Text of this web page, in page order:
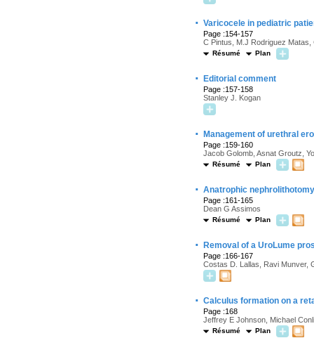
· Varicocele in pediatric
Page :154-157
C Pintus, M.J Rodriguez Matas,
Résumé Plan
· Editorial comment
Page :157-158
Stanley J. Kogan
· Management of urethral
Page :159-160
Jacob Golomb, Asnat Groutz,
Résumé Plan
· Anatrophic nephrolithotomy
Page :161-165
Dean G Assimos
Résumé Plan
· Removal of a UroLume
Page :166-167
Costas D. Lallas, Ravi Munver,
· Calculus formation on a
Page :168
Jeffrey E Johnson, Michael
Résumé Plan